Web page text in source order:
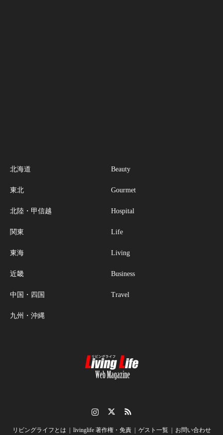
北海道
東北
北陸・甲信越
関東
東海
近畿
中国・四国
九州・沖縄
Beauty
Gourmet
Hospital
Life
Living
Business
Travel
リビングライフとは livinglife 著作権・免責 ゲスト一覧 お問い合わせ